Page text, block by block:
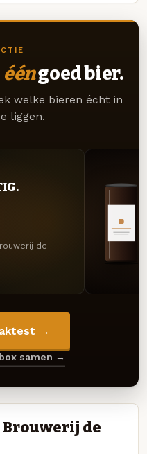
ééngoed bier.
welke bieren écht in
liggen.
de
→
samen →
de